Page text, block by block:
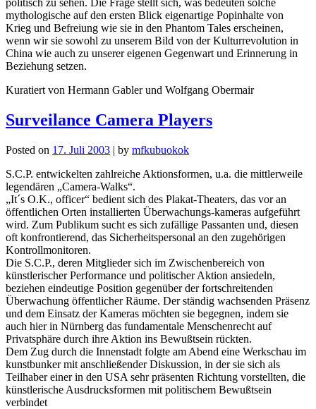
politisch zu sehen. Die Frage stellt sich, was bedeuten solche
mythologische auf den ersten Blick eigenartige Popinhalte von
Krieg und Befreiung wie sie in den Phantom Tales erscheinen,
wenn wir sie sowohl zu unserem Bild von der Kulturrevolution in
China wie auch zu unserer eigenen Gegenwart und Erinnerung in
Beziehung setzen.
Kuratiert von Hermann Gabler und Wolfgang Obermair
Surveilance Camera Players
Posted on 17. Juli 2003 | by mfkubuokok
S.C.P. entwickelten zahlreiche Aktionsformen, u.a. die mittlerweile
legendären „Camera-Walks“.
„It´s O.K., officer“ bedient sich des Plakat-Theaters, das vor an
öffentlichen Orten installierten Überwachungs-kameras aufgeführt
wird. Zum Publikum sucht es sich zufällige Passanten und, diesen
oft konfrontierend, das Sicherheitspersonal an den zugehörigen
Kontrollmonitoren.
Die S.C.P., deren Mitglieder sich im Zwischenbereich von
künstlerischer Performance und politischer Aktion ansiedeln,
beziehen eindeutige Position gegenüber der fortschreitenden
Überwachung öffentlicher Räume. Der ständig wachsenden Präsenz
und dem Einsatz der Kameras möchten sie begegnen, indem sie
auch hier in Nürnberg das fundamentale Menschenrecht auf
Privatsphäre durch ihre Aktion ins Bewußtsein rückten.
Dem Zug durch die Innenstadt folgte am Abend eine Werkschau im
kunstbunker mit anschließender Diskussion, in der sie sich als
Teilhaber einer in den USA sehr präsenten Richtung vorstellten, die
künstlerische Ausdrucksformen mit politischem Bewußtsein
verbindet